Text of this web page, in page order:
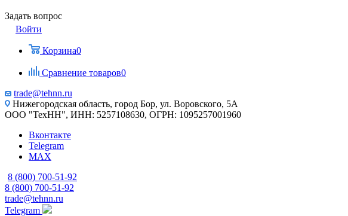
Задать вопрос
Войти
Корзина0
Сравнение товаров0
trade@tehnn.ru
Нижегородская область, город Бор, ул. Воровского, 5А
ООО "ТехНН", ИНН: 5257108630, ОГРН: 1095257001960
Вконтакте
Telegram
MAX
8 (800) 700-51-92
8 (800) 700-51-92
trade@tehnn.ru
Telegram